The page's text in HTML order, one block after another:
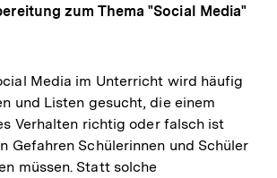
zum Thema "Social Media"
Media im Unterricht wird häufig
und Listen gesucht, die einem
Verhalten richtig oder falsch ist
Gefahren Schülerinnen und Schüler
müssen. Statt solche